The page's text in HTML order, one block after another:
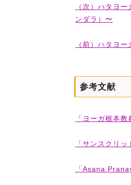
（次）ハタヨ
ンダラ）〜
（前）ハタヨ
参考文献
「ヨーガ根本
「サンスクリ
「Asana